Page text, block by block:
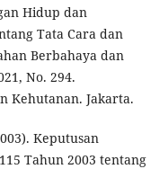
Hidup dan
Tata Cara dan
Berbahaya dan
No. 294.
Kehutanan. Jakarta.
Keputusan
Tahun 2003 tentang